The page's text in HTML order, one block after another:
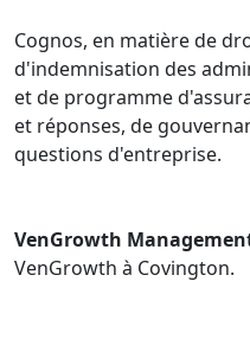
Cognos, en matière de
d'indemnisation des
et de programme
et réponses, de
questions d'entreprise.
VenGrowth
VenGrowth à Covington.